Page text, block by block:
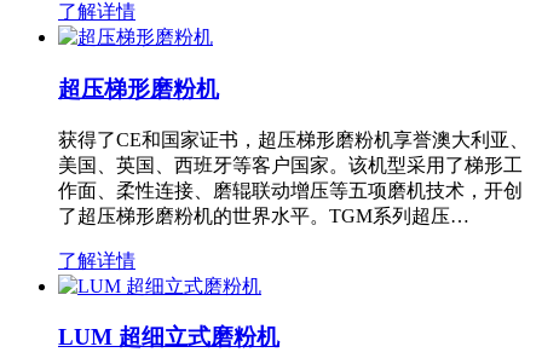
了解详情
超压梯形磨粉机
获得了CE和国家证书，超压梯形磨粉机享誉澳大利亚、
美国、英国、西班牙等客户国家。该机型采用了梯形工
作面、柔性连接、磨辊联动增压等五项磨机技术，开创
了超压梯形磨粉机的世界水平。TGM系列超压…
了解详情
LUM 超细立式磨粉机